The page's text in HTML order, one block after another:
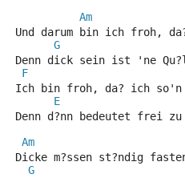
Am
Und darum bin ich froh,
G
Denn dick sein ist 'ne
F
Ich bin froh, da? ich so'n
E
Denn d?nn bedeutet frei
Am
Dicke m?ssen st?ndig
G